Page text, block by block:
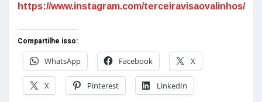
https://www.instagram.com/terceiravisaovalinhos/
Compartilhe isso:
WhatsApp
Facebook X
X Pinterest LinkedIn